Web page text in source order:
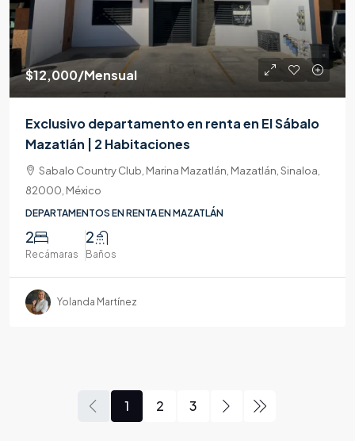
$12,000/Mensual
Exclusivo departamento en renta en El Sábalo
Mazatlán | 2 Habitaciones
Sabalo Country Club, Marina Mazatlán, Mazatlán, Sinaloa,
82000, México
DEPARTAMENTOS EN RENTA EN MAZATLÁN
2
Recámaras
2
Baños
Yolanda Martínez
1 2 3